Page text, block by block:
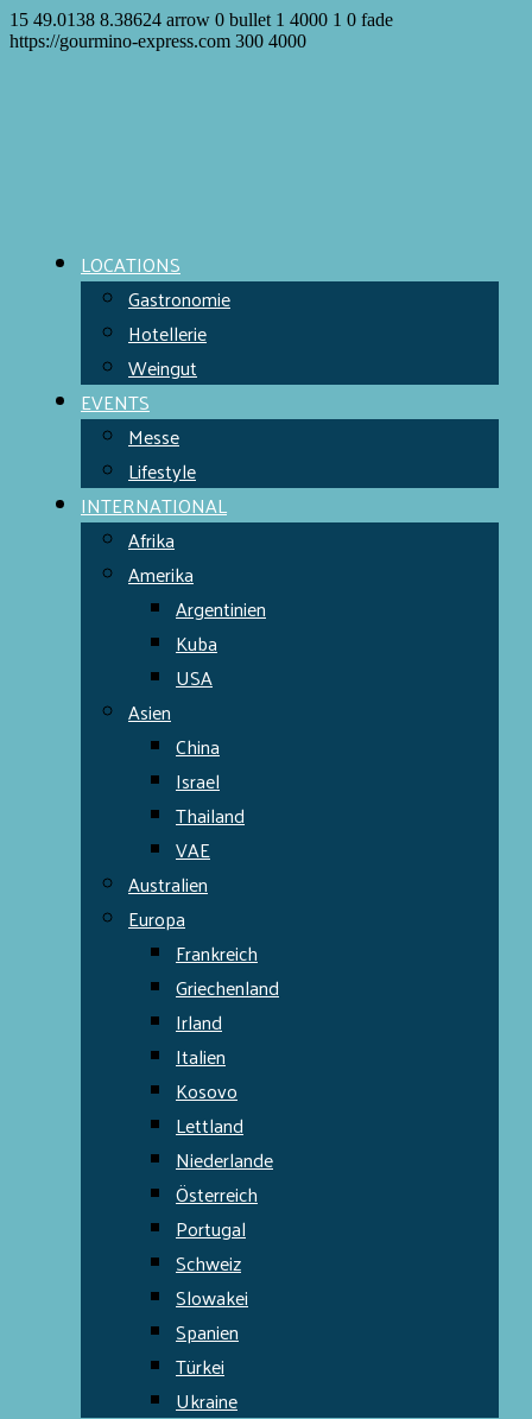
15 49.0138 8.38624 arrow 0 bullet 1 4000 1 0 fade
https://gourmino-express.com 300 4000
LOCATIONS
Gastronomie
Hotellerie
Weingut
EVENTS
Messe
Lifestyle
INTERNATIONAL
Afrika
Amerika
Argentinien
Kuba
USA
Asien
China
Israel
Thailand
VAE
Australien
Europa
Frankreich
Griechenland
Irland
Italien
Kosovo
Lettland
Niederlande
Österreich
Portugal
Schweiz
Slowakei
Spanien
Türkei
Ukraine